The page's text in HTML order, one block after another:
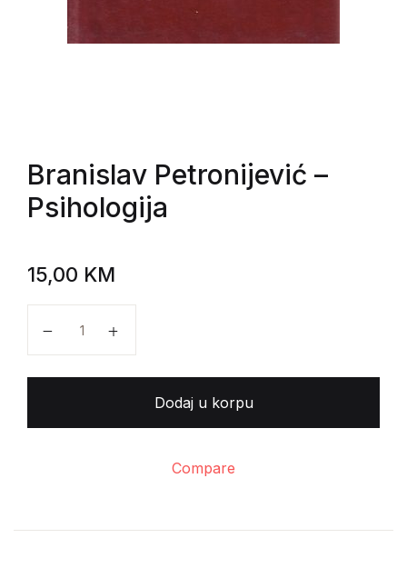
Branislav Petronijević –
Psihologija
15,00 KM
Dodaj u korpu
Compare